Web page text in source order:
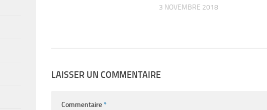
3 NOVEMBRE 2018
LAISSER UN COMMENTAIRE
Commentaire*